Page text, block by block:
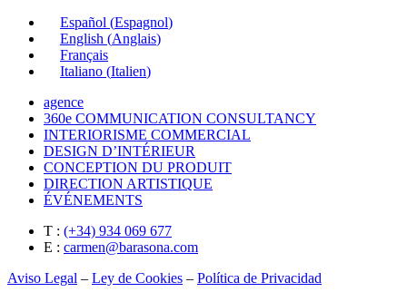
Español (Espagnol)
English (Anglais)
Français
Italiano (Italien)
agence
360e COMMUNICATION CONSULTANCY
INTERIORISME COMMERCIAL
DESIGN D’INTÉRIEUR
CONCEPTION DU PRODUIT
DIRECTION ARTISTIQUE
ÉVÉNEMENTS
T : (+34) 934 069 677
E : carmen@barasona.com
Aviso Legal – Ley de Cookies – Política de Privacidad